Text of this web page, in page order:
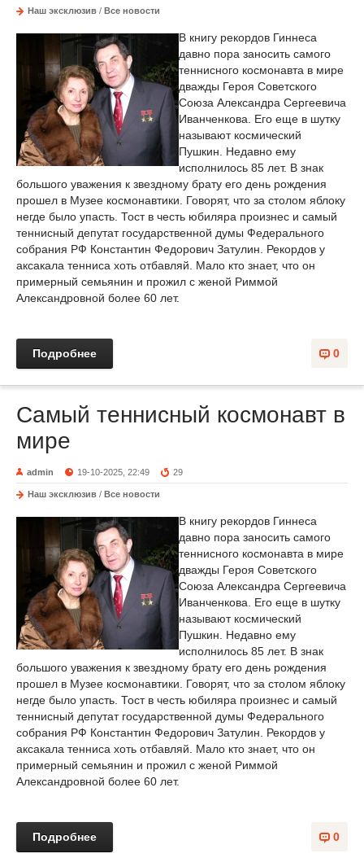
Наш эксклюзив / Все новости
В книгу рекордов Гиннеса
давно пора заносить самого
теннисного космонавта в мире
дважды Героя Советского
Союза Александра Сергеевича
Иванченкова. Его еще в шутку
называют космический
Пушкин. Недавно ему
исполнилось 85 лет. В знак
большого уважения к звездному брату его день рождения
прошел в Музее космонавтики. Говорят, что за столом яблоку
негде было упасть. Тост в честь юбиляра произнес и самый
теннисный депутат государственной думы Федерального
собрания РФ Константин Федорович Затулин. Рекордов у
аксакала тенниса хоть отбавляй. Мало кто знает, что он
примерный семьянин и прожил с женой Риммой
Александровной более 60 лет.
0
Подробнее
Самый теннисный космонавт в
мире
admin 19-10-2025, 22:49 29
Наш эксклюзив / Все новости
В книгу рекордов Гиннеса
давно пора заносить самого
теннисного космонавта в мире
дважды Героя Советского
Союза Александра Сергеевича
Иванченкова. Его еще в шутку
называют космический
Пушкин. Недавно ему
исполнилось 85 лет. В знак
большого уважения к звездному брату его день рождения
прошел в Музее космонавтики. Говорят, что за столом яблоку
негде было упасть. Тост в честь юбиляра произнес и самый
теннисный депутат государственной думы Федерального
собрания РФ Константин Федорович Затулин. Рекордов у
аксакала тенниса хоть отбавляй. Мало кто знает, что он
примерный семьянин и прожил с женой Риммой
Александровной более 60 лет.
0
Подробнее